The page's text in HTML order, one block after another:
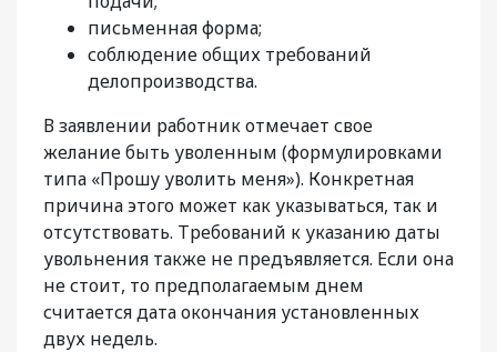
письменная форма;
соблюдение общих требований
делопроизводства.
В заявлении работник отмечает свое
желание быть уволенным (формулировками
типа «Прошу уволить меня»). Конкретная
причина этого может как указываться, так и
отсутствовать. Требований к указанию даты
увольнения также не предъявляется. Если она
не стоит, то предполагаемым днем
считается дата окончания установленных
двух недель.